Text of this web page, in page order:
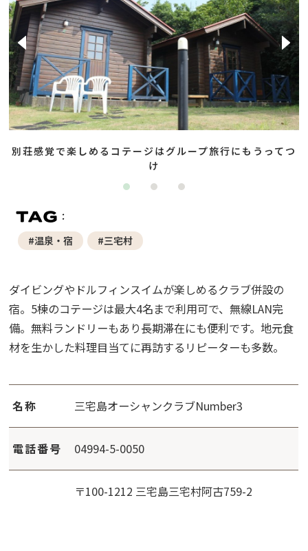
別荘感覚で楽しめるコテージはグループ旅行にもうってつ
け
#温泉・宿 #三宅村
ダイビングやドルフィンスイムが楽しめるクラブ併設の
宿。5棟のコテージは最大4名まで利用可で、無線LAN完
備。無料ランドリーもあり長期滞在にも便利です。地元食
材を生かした料理目当てに再訪するリピーターも多数。
名称 三宅島オーシャンクラブNumber3
電話番号 04994-5-0050
〒100-1212 三宅島三宅村阿古759-2